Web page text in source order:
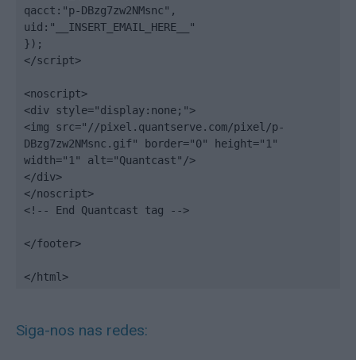
qacct:"p-DBzg7zw2NMsnc",
uid:"__INSERT_EMAIL_HERE__"
});
</script>
<noscript>
<div style="display:none;">
<img src="//pixel.quantserve.com/pixel/p-
DBzg7zw2NMsnc.gif" border="0" height="1"
width="1" alt="Quantcast"/>
</div>
</noscript>
<!-- End Quantcast tag -->
</footer>
</html>
Siga-nos nas redes: